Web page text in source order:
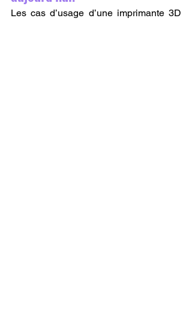
Les cas d’usage d’une imprimante 3D